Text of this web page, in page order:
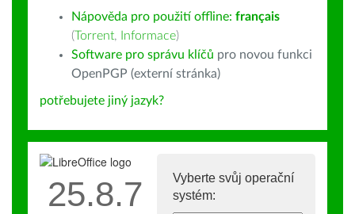
Nápověda pro použití offline: français
(Torrent, Informace)
Software pro správu klíčů pro novou funkci
OpenPGP (externí stránka)
potřebujete jiný jazyk?
Vyberte svůj operační
systém:
25.8.7